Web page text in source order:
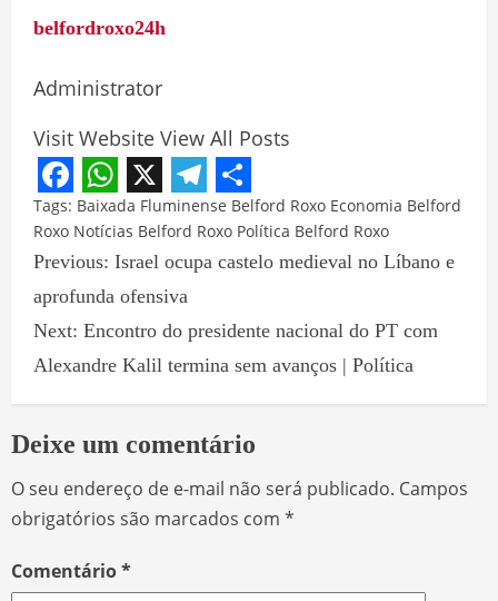
belfordroxo24h
Administrator
Visit Website View All Posts
Facebook
WhatsApp
X Telegram
Share
Tags: Baixada Fluminense Belford Roxo Economia Belford
Roxo Notícias Belford Roxo Política Belford Roxo
Previous: Israel ocupa castelo medieval no Líbano e
aprofunda ofensiva
Next: Encontro do presidente nacional do PT com
Alexandre Kalil termina sem avanços | Política
Deixe um comentário
O seu endereço de e-mail não será publicado. Campos
obrigatórios são marcados com *
Comentário*